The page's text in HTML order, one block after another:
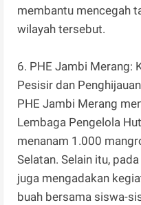
membantu mencegah
wilayah tersebut.
6. PHE Jambi Merang:
Pesisir dan
PHE Jambi Merang
Lembaga Pengelola
menanam 1.000
Selatan. Selain itu,
juga mengadakan
buah bersama siswa-